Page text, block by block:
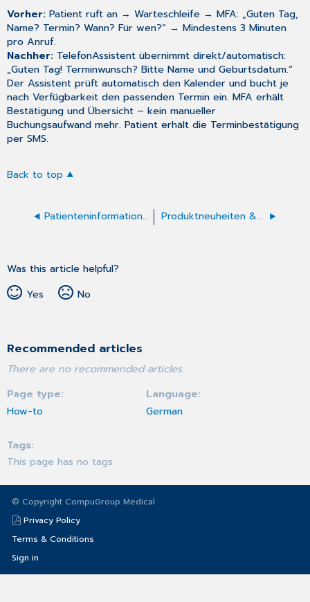
Vorher: Patient ruft an → Warteschleife → MFA: „Guten Tag,
Name? Termin? Wann? Für wen?“ → Mindestens 3 Minuten
pro Anruf.
Nachher: TelefonAssistent übernimmt direkt/automatisch:
„Guten Tag! Terminwunsch? Bitte Name und Geburtsdatum.“
Der Assistent prüft automatisch den Kalender und bucht je
nach Verfügbarkeit den passenden Termin ein. MFA erhält
Bestätigung und Übersicht – kein manueller
Buchungsaufwand mehr. Patient erhält die Terminbestätigung
per SMS.
Back to top
Patienteninformation: CGM one TelefonAssistent – immer erreichbar Produktneuheiten & Versionsinformationen
Was this article helpful?
Yes
No
Recommended articles
There are no recommended articles.
Page type
How-to
Language
German
Tags
This page has no tags.
© Copyright CompuGroup Medical
Privacy Policy
Terms & Conditions
Sign in